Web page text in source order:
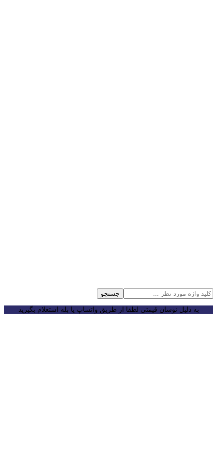
جستجو
به دلیل نوسان قیمتی لطفا از طریق واتساپ یا بله استعلام بگیرید